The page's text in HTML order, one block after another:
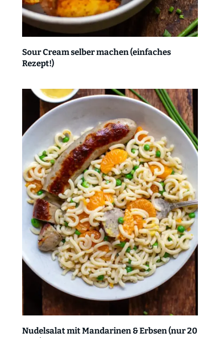
Sour Cream selber machen (einfaches
Rezept!)
Nudelsalat mit Mandarinen & Erbsen (nur 20